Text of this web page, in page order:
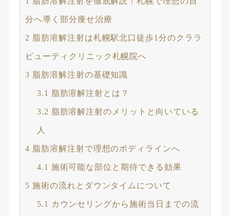
分へ導く部分痩せ治療
2 脂肪溶解注射は札幌駅北口徒歩1分のクララ
ビューティクリニック札幌院へ
3 脂肪溶解注射の基礎知識
3.1 脂肪溶解注射とは？
3.2 脂肪溶解注射のメリットと向いている
人
4 脂肪溶解注射で理想のボディラインへ
4.1 施術可能な部位と期待できる効果
5 施術の流れとダウンタイムについて
5.1 カウンセリングから施術当日までの流